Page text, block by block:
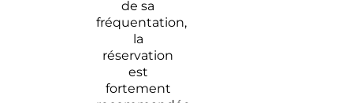
de sa
fréquentation,
la
réservation
est
fortement